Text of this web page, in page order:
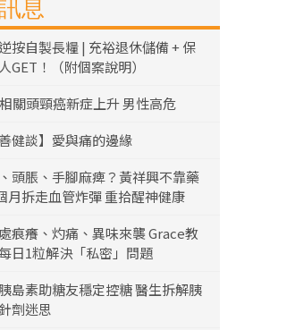
息
按自製長糧 | 充裕退休儲備 + 保
GET！（附個案說明）
關頭頸癌新症上升 男性高危
善健談】愛與痛的邊緣
頭脹、手腳麻痺？黃祥興不靠藥
月拆走血管炸彈 重拾醒神健康
痕癢、灼痛、異味來襲 Grace教
日1粒解決「私密」問題
島素助糖友穩定控糖 醫生拆解胰
劑迷思